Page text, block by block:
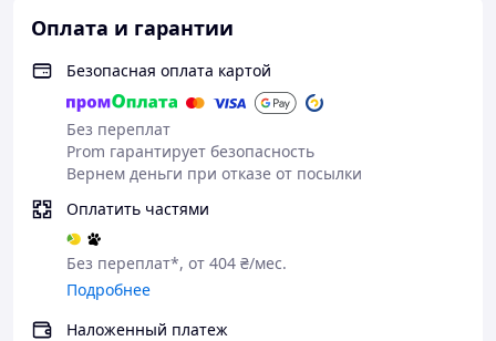
Оплата и гарантии
Безопасная оплата картой
Без переплат
Prom гарантирует безопасность
Вернем деньги при отказе от посылки
Оплатить частями
Без переплат*, от 404 ₴/мес.
Подробнее
Наложенный платеж